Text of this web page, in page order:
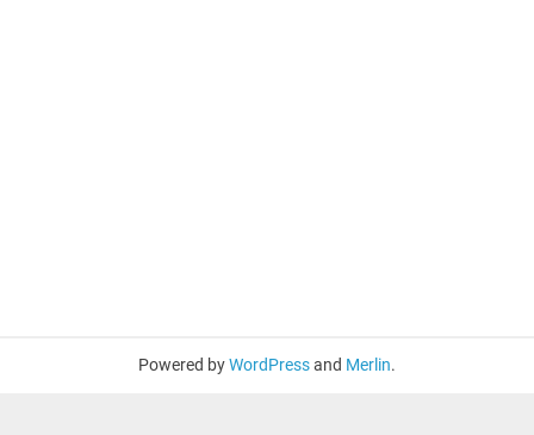
Powered byWordPressand Merlin.